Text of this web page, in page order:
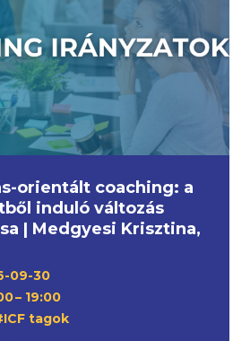
orientált coaching: a
induló változás
| Medgyesi Krisztina,
09-30
– 19:00
tagok